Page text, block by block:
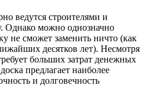
ведутся строителями и
Однако можно однозначно
не сможет заменить ничто (как
десятков лет). Несмотря
больших затрат денежных
предлагает наиболее
и долговечность